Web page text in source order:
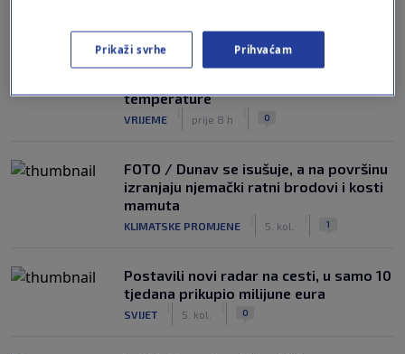
Dio Hrvatske očekuje promjena
temperature
VRIJEME prije 8 h 0
FOTO / Dunav se isušuje, a na površinu
izranjaju njemački ratni brodovi i kosti
mamuta
KLIMATSKE PROMJENE 5. kol. 1
Postavili novi radar na cesti, u samo 10
tjedana prikupio milijune eura
SVIJET 5. kol. 0
Prikaži svrhe Prihvaćam